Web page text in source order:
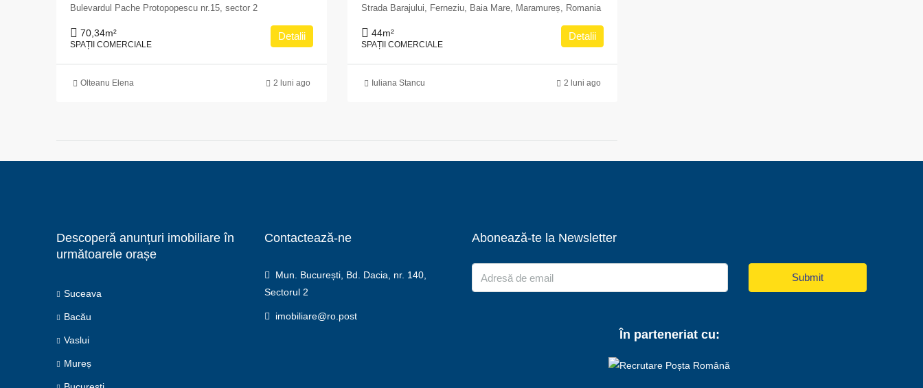
Bulevardul Pache Protopopescu nr.15, sector 2
70,34m²
SPAȚII COMERCIALE
Detalii
Olteanu Elena 2 luni ago
Strada Barajului, Ferneziu, Baia Mare, Maramureș, Romania
44m²
SPAȚII COMERCIALE
Detalii
Iuliana Stancu 2 luni ago
Descoperă anunțuri imobiliare în
următoarele orașe
Suceava
Bacău
Vaslui
Mureș
Contactează-ne
Mun. București, Bd. Dacia, nr. 140,
Sectorul 2
imobiliare@ro.post
Abonează-te la Newsletter
Submit
În parteneriat cu: